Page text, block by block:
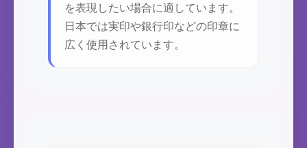
を表現したい場合に適しています。
日本では実印や銀行印などの印章に
広く使用されています。